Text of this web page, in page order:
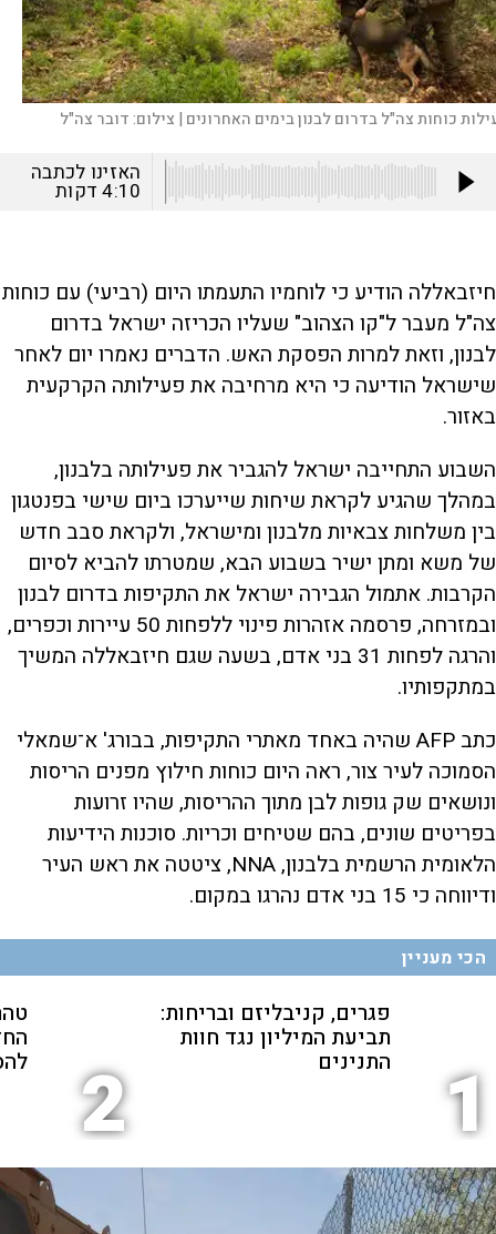
כוחות צה"ל בדרום לבנון בימים האחרונים | צילום:דובר צה"ל
האזינו לכתבה
4:10דקות
חיזבאללה הודיע כי לוחמיו התעמתו היום (רביעי) עם כוחות
צה"ל מעבר ל"קו הצהוב" שעליו הכריזה ישראל בדרום
לבנון, וזאת למרות הפסקת האש. הדברים נאמרו יום לאחר
שישראל הודיעה כי היא מרחיבה את פעילותה הקרקעית
באזור.
השבוע התחייבה ישראל להגביר את פעילותה בלבנון,
במהלך שהגיע לקראת שיחות שייערכו ביום שישי בפנטגון
בין משלחות צבאיות מלבנון ומישראל, ולקראת סבב חדש
של משא ומתן ישיר בשבוע הבא, שמטרתו להביא לסיום
הקרבות. אתמול הגבירה ישראל את התקיפות בדרום לבנון
ובמזרחה, פרסמה אזהרות פינוי ללפחות 50 עיירות וכפרים,
והרגה לפחות 31 בני אדם, בשעה שגם חיזבאללה המשיך
במתקפותיו.
כתב AFP שהיה באחד מאתרי התקיפות, בבורג' א־שמאלי
הסמוכה לעיר צור, ראה היום כוחות חילוץ מפנים הריסות
ונושאים שק גופות לבן מתוך ההריסות, שהיו זרועות
בפריטים שונים, בהם שטיחים וכריות. סוכנות הידיעות
הלאומית הרשמית בלבנון, NNA, ציטטה את ראש העיר
ודיווחה כי 15 בני אדם נהרגו במקום.
הכי מעניין
1
פגרים, קניבליזם ובריחות:
תביעת המיליון נגד חוות
התנינים 2